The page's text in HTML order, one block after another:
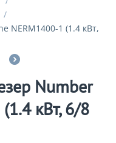
/
NERM1400-1 (1.4 кВт,
Number
кВт, 6/8